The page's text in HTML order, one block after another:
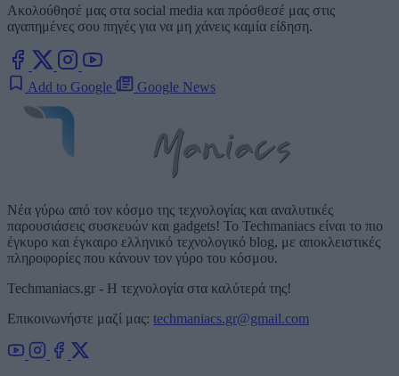
Ακολούθησέ μας στα social media και πρόσθεσέ μας στις
αγαπημένες σου πηγές για να μη χάνεις καμία είδηση.
Add to Google Google News
Νέα γύρω από τον κόσμο της τεχνολογίας και αναλυτικές
παρουσιάσεις συσκευών και gadgets! Το Techmaniacs είναι το πιο
έγκυρο και έγκαιρο ελληνικό τεχνολογικό blog, με αποκλειστικές
πληροφορίες που κάνουν τον γύρο του κόσμου.
Techmaniacs.gr - Η τεχνολογία στα καλύτερά της!
Επικοινωνήστε μαζί μας: techmaniacs.gr@gmail.com